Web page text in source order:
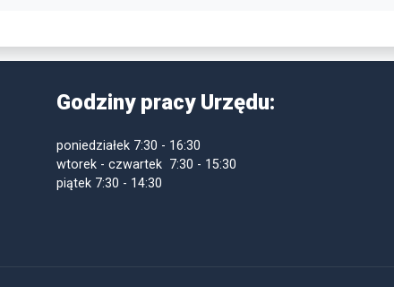
Godziny pracy Urzędu:
poniedziałek 7:30 - 16:30
wtorek - czwartek 7:30 - 15:30
piątek 7:30 - 14:30